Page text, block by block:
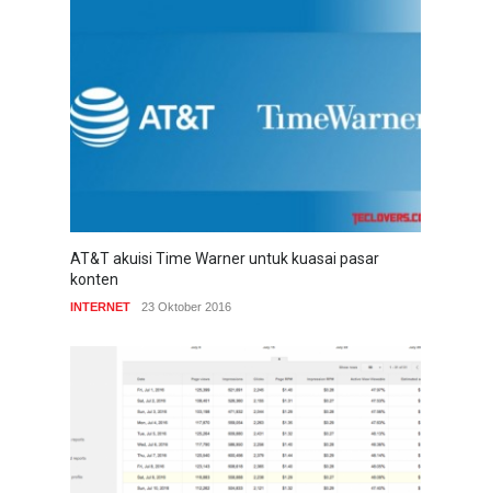
AT&T akuisi Time Warner untuk kuasai pasar
konten
INTERNET 23 Oktober 2016